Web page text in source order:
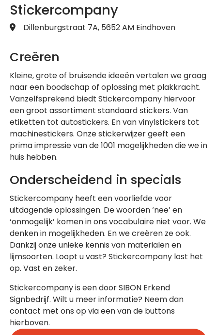
Stickercompany
Dillenburgstraat 7A, 5652 AM Eindhoven
Creëren
Kleine, grote of bruisende ideeën vertalen we graag
naar een boodschap of oplossing met plakkracht.
Vanzelfsprekend biedt Stickercompany hiervoor
een groot assortiment standaard stickers. Van
etiketten tot autostickers. En van vinylstickers tot
machinestickers. Onze stickerwijzer geeft een
prima impressie van de 1001 mogelijkheden die we in
huis hebben.
Onderscheidend in specials
Stickercompany heeft een voorliefde voor
uitdagende oplossingen. De woorden ‘nee’ en
‘onmogelijk’ komen in ons vocabulaire niet voor. We
denken in mogelijkheden. En we creëren ze ook.
Dankzij onze unieke kennis van materialen en
lijmsoorten. Loopt u vast? Stickercompany lost het
op. Vast en zeker.
Stickercompany is een door SIBON Erkend
Signbedrijf. Wilt u meer informatie? Neem dan
contact met ons op via een van de buttons
hierboven.